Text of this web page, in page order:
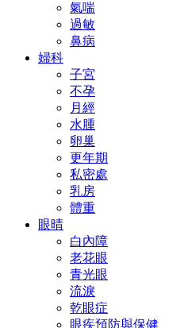
氣喘
過敏
鼻病
婦科
子宮
不孕
月經
水腫
卵巢
更年期
私密處
乳房
體重
眼晴
白內障
老花眼
青光眼
流淚
乾眼症
眼疾預防與保健